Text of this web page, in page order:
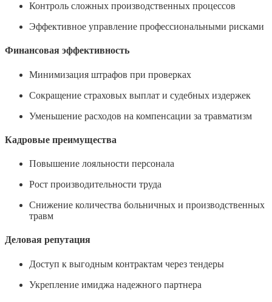
Контроль сложных производственных процессов
Эффективное управление профессиональными рисками
Финансовая эффективность
Минимизация штрафов при проверках
Сокращение страховых выплат и судебных издержек
Уменьшение расходов на компенсации за травматизм
Кадровые преимущества
Повышение лояльности персонала
Рост производительности труда
Снижение количества больничных и производственных
травм
Деловая репутация
Доступ к выгодным контрактам через тендеры
Укрепление имиджа надежного партнера